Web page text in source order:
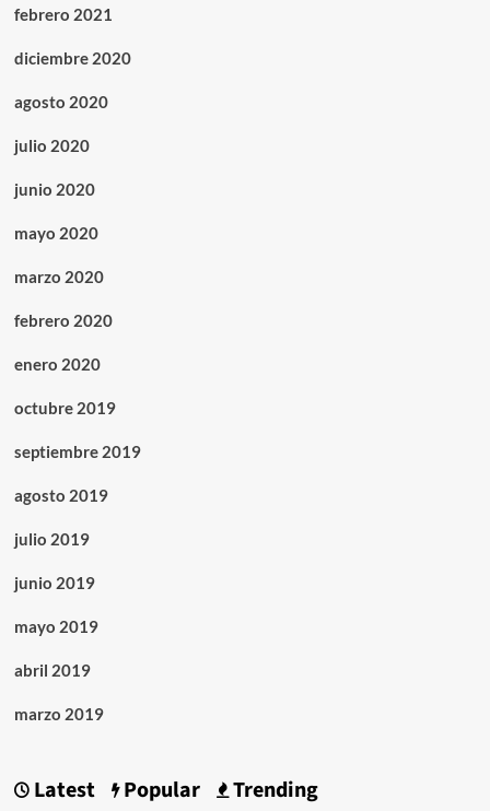
febrero 2021
diciembre 2020
agosto 2020
julio 2020
junio 2020
mayo 2020
marzo 2020
febrero 2020
enero 2020
octubre 2019
septiembre 2019
agosto 2019
julio 2019
junio 2019
mayo 2019
abril 2019
marzo 2019
Latest Popular Trending